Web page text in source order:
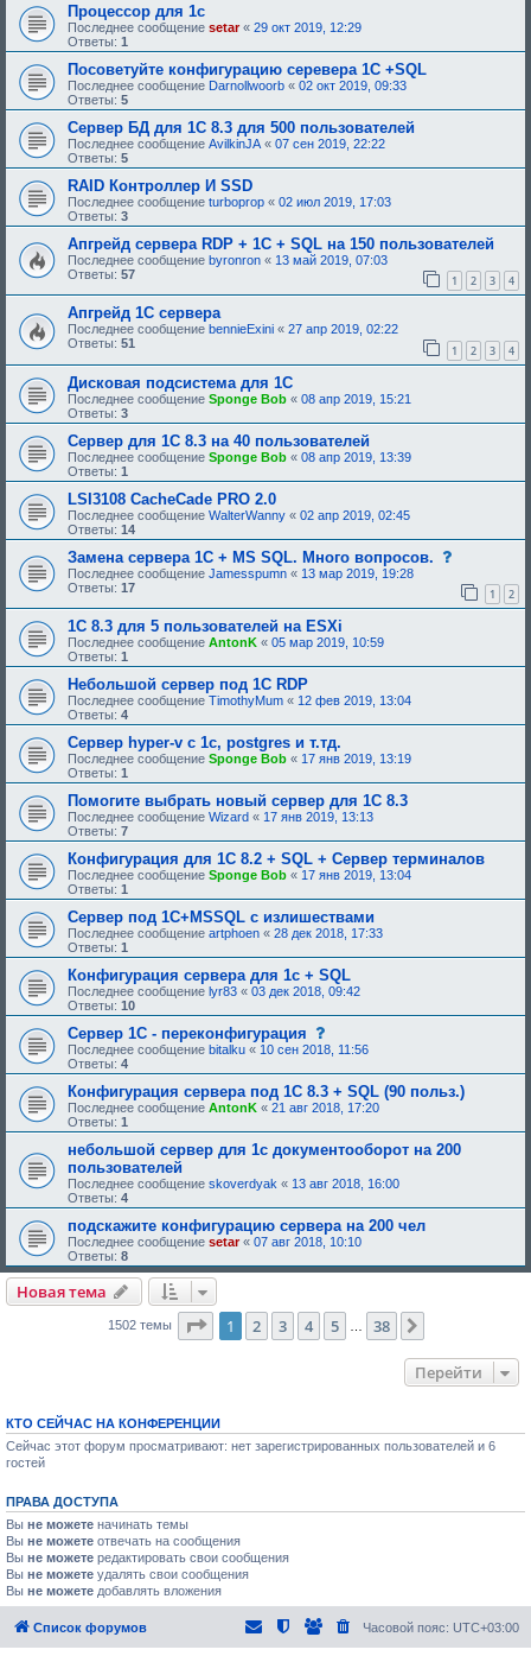
Процессор для 1с
Последнее сообщение setar« 29 окт 2019, 12:29
Ответы: 1
Посоветуйте конфигурацию серевера 1С +SQL
Последнее сообщение Darnollwoorb « 02 окт 2019, 09:33
Ответы: 5
Сервер БД для 1С 8.3 для 500 пользователей
Последнее сообщение AvilkinJA « 07 сен 2019, 22:22
Ответы: 5
RAID Контроллер И SSD
Последнее сообщение turboprop « 02 июл 2019, 17:03
Ответы: 3
Апгрейд сервера RDP + 1C + SQL на 150 пользователей
Последнее сообщение byronron « 13 май 2019, 07:03
Ответы: 57 1 2 3 4
Апгрейд 1С сервера
Последнее сообщение bennieExini « 27 апр 2019, 02:22
Ответы: 51 1 2 3 4
Дисковая подсистема для 1С
Последнее сообщение Sponge Bob « 08 апр 2019, 15:21
Ответы: 3
Сервер для 1С 8.3 на 40 пользователей
Последнее сообщение Sponge Bob « 08 апр 2019, 13:39
Ответы: 1
LSI3108 CacheCade PRO 2.0
Последнее сообщение WalterWanny « 02 апр 2019, 02:45
Ответы: 14
Замена сервера 1С + MS SQL. Много вопросов.
о
б
щ
е
е
щ
д
о
б
е
Последнее сообщение Jamesspumn « 13 мар 2019, 19:28
Ответы: 17 1 2
1C 8.3 для 5 пользователей на ESXi
Последнее сообщение AntonK « 05 мар 2019, 10:59
Ответы: 1
Небольшой сервер под 1С RDP
Последнее сообщение TimothyMum « 12 фев 2019, 13:04
Ответы: 4
Сервер hyper-v с 1с, postgres и т.тд.
Последнее сообщение Sponge Bob « 17 янв 2019, 13:19
Ответы: 1
Помогите выбрать новый сервер для 1С 8.3
Последнее сообщение Wizard « 17 янв 2019, 13:13
Ответы: 7
Конфигурация для 1С 8.2 + SQL + Сервер терминалов
Последнее сообщение Sponge Bob « 17 янв 2019, 13:04
Ответы: 1
Сервер под 1С+MSSQL с излишествами
Последнее сообщение artphoen « 28 дек 2018, 17:33
Ответы: 1
Конфигурация сервера для 1с + SQL
Последнее сообщение lyr83 « 03 дек 2018, 09:42
Ответы: 10
Сервер 1С - переконфигурация
о
б
щ
е
н
и
е
,
р
у
ю
е
д
о
б
:
Последнее сообщение bitalku « 10 сен 2018, 11:56
Ответы: 4
Конфигурация сервера под 1С 8.3 + SQL (90 польз.)
Последнее сообщение AntonK « 21 авг 2018, 17:20
Ответы: 1
небольшой сервер для 1с документооборот на 200
пользователей
Последнее сообщение skoverdyak « 13 авг 2018, 16:00
Ответы: 4
подскажите конфигурацию сервера на 200 чел
Последнее сообщение setar« 07 авг 2018, 10:10
Ответы: 8
Новая тема
1502 темы Страница из 38
1 2 3 4 5 … 38
Перейти
КТО СЕЙЧАС НА КОНФЕРЕНЦИИ
Сейчас этот форум просматривают: нет зарегистрированных пользователей и 6
гостей
ПРАВА ДОСТУПА
Вы не можете начинать темы
Вы не можете отвечать на сообщения
Вы не можете редактировать свои сообщения
Вы не можете удалять свои сообщения
Вы не можете добавлять вложения
Список форумов Часовой пояс: UTC+03:00